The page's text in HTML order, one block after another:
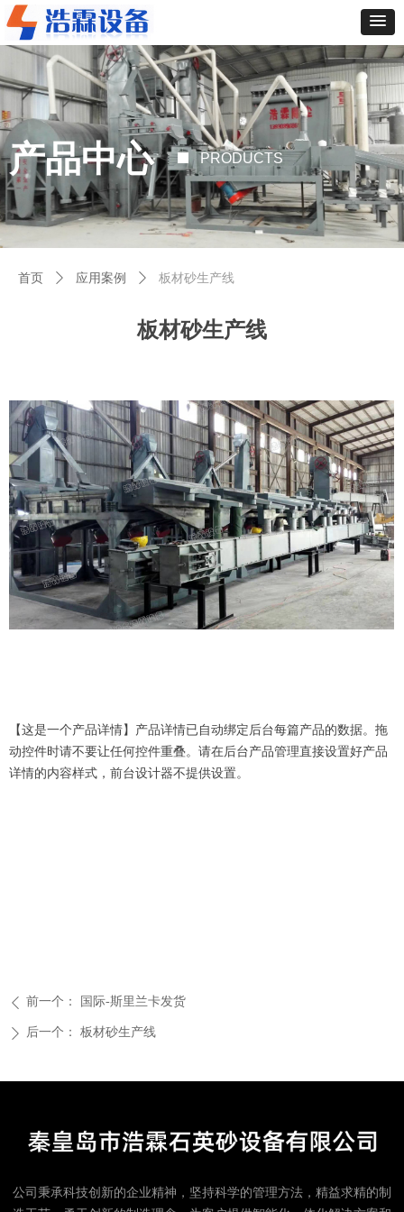
板材砂生产线
【这是一个产品详情】产品详情已自动绑定后台每篇产品的数据。拖
动控件时请不要让任何控件重叠。请在后台产品管理直接设置好产品
详情的内容样式，前台设计器不提供设置。
首页 ꄲ 应用案例 ꄲ 板材砂生产线
ꄴ 前一个： 国际-斯里兰卡发货
ꄲ 后一个： 板材砂生产线
产品中心 PRODUCTS
公司秉承科技创新的企业精神，坚持科学的管理方法，精益求精的制